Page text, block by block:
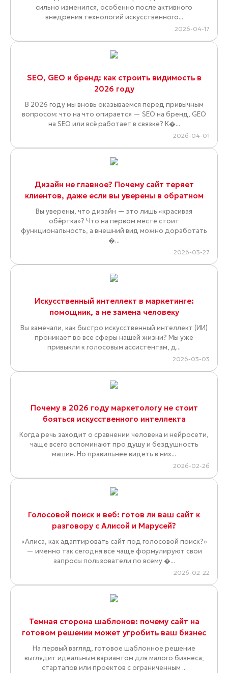
сильно изменился, особенно после активного
внедрения технологий искусственного...
2026-04-17
SEO, GEO и бренд: как строить видимость в
2026 году
В 2026 году мы вновь оказываемся перед привычным
вопросом: что на что опирается — SEO на бренд, GEO
на SEO или всё работает в связке? К�...
2026-04-01
Дизайн не главное? Почему сайт теряет
клиентов, даже если вы уверены в обратном
Вы уверены, что дизайн — это лишь «красивая
обёртка»? Что на первом месте стоит
функциональность, а внешний вид можно доработать
�...
2026-03-27
Искусственный интеллект в маркетинге:
помощник, а не замена человеку
Вы замечали, как быстро искусственный интеллект (ИИ)
проникает во все сферы нашей жизни? Мы уже
привыкли к голосовым ассистентам, д...
2026-03-03
Почему в 2026 году маркетологу не стоит
бояться искусственного интеллекта
Когда речь заходит о сравнении человека и нейросети,
чаще всего вспоминают про душу и бездушность
машин. Но правильнее видеть в них...
2026-02-26
Голосовой поиск и веб: готов ли ваш сайт к
разговору с Алисой и Марусей?
«Алиса, как адаптировать сайт под голосовой поиск?»
— именно так сегодня все чаще формулируют свои
запросы пользователи по всему �...
2026-02-22
Темная сторона шаблонов: почему сайт на
готовом решении может угробить ваш бизнес
На первый взгляд, готовое шаблонное решение
выглядит идеальным вариантом для малого бизнеса,
стартапов или проектов с ограниченным ...